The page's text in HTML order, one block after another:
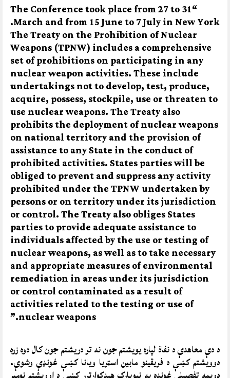
“The Conference took place from 27 to 31
March and from 15 June to 7 July in New York.
The Treaty on the Prohibition of Nuclear
Weapons (TPNW) includes a comprehensive
set of prohibitions on participating in any
nuclear weapon activities. These include
undertakings not to develop, test, produce,
acquire, possess, stockpile, use or threaten to
use nuclear weapons. The Treaty also
prohibits the deployment of nuclear weapons
on national territory and the provision of
assistance to any State in the conduct of
prohibited activities. States parties will be
obliged to prevent and suppress any activity
prohibited under the TPNW undertaken by
persons or on territory under its jurisdiction
or control. The Treaty also obliges States
parties to provide adequate assistance to
individuals affected by the use or testing of
nuclear weapons, as well as to take necessary
and appropriate measures of environmental
remediation in areas under its jurisdiction
or control contaminated as a result of
activities related to the testing or use of
nuclear weapons.”
د دې معاهدې د نفاذ لپاره یویشتم جون نه تر دریشتم جون کال دوه زره
دوویشتم کښې د فریقینو مابین اسټریا ویانا کښې غونډې وشوې.